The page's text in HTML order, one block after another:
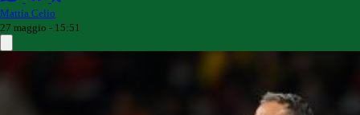
Mattia Celio
27 maggio - 15:51